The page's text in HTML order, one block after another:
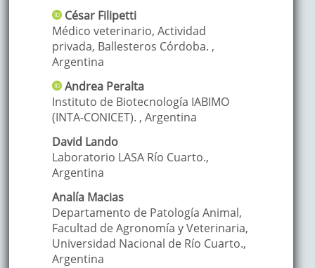
César Filipetti
Médico veterinario, Actividad
privada, Ballesteros Córdoba. ,
Argentina
Andrea Peralta
Instituto de Biotecnología IABIMO
(INTA-CONICET). , Argentina
David Lando
Laboratorio LASA Río Cuarto.,
Argentina
Analía Macias
Departamento de Patología Animal,
Facultad de Agronomía y Veterinaria,
Universidad Nacional de Río Cuarto.,
Argentina